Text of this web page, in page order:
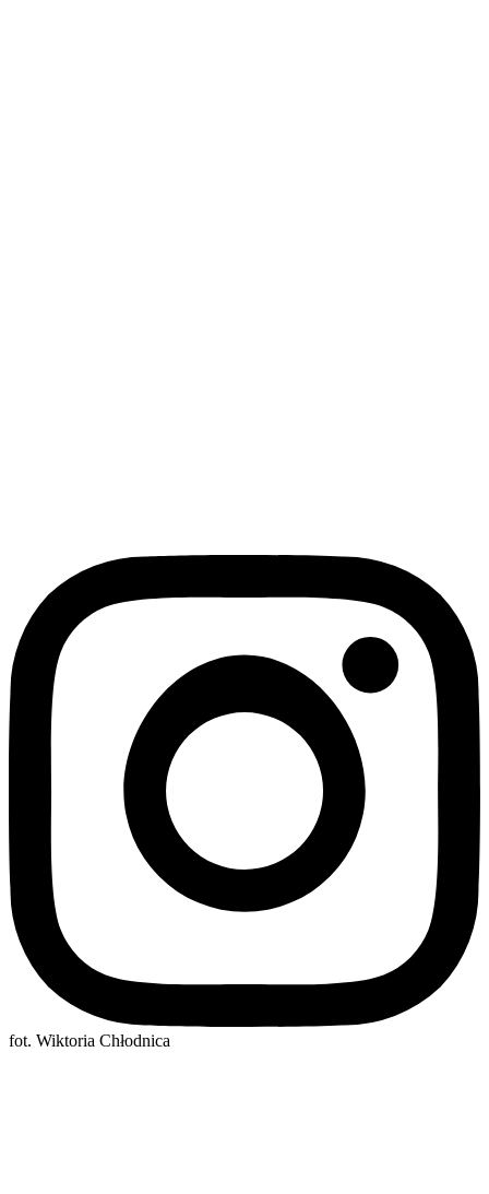
fot. Wiktoria Chłodnica